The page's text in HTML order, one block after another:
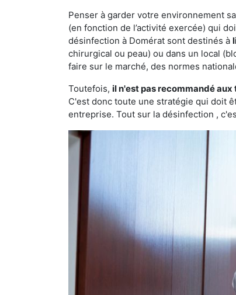
Penser à garder votre environnement
(en fonction de l’activité exercée) qui
désinfection à Domérat sont destinés à
chirurgical ou peau) ou dans un local
faire sur le marché, des normes
Toutefois, il n'est pas recommandé
C'est donc toute une stratégie qui doit
entreprise. Tout sur la désinfection ,